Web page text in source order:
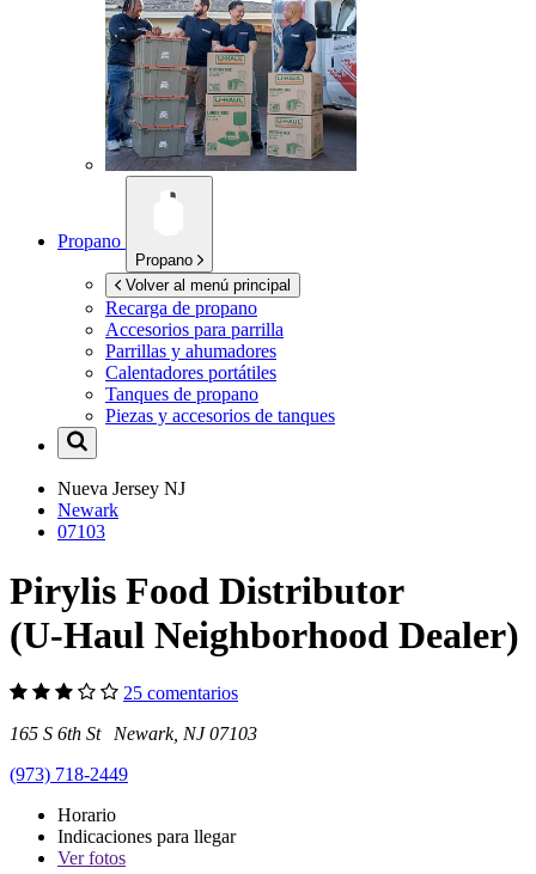
Propano
Propano
Volver al menú principal
Recarga de propano
Accesorios para parrilla
Parrillas y ahumadores
Calentadores portátiles
Tanques de propano
Piezas y accesorios de tanques
Nueva Jersey NJ
Newark
07103
Pirylis Food Distributor
(U-Haul Neighborhood Dealer)
25 comentarios
165 S 6th St Newark, NJ 07103
(973) 718-2449
Horario
Indicaciones para llegar
Verfotos